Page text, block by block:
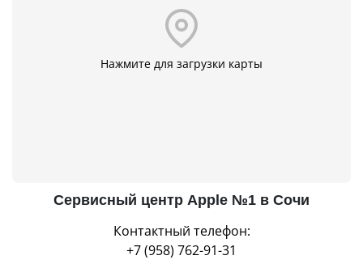
Нажмите для загрузки карты
Сервисный центр Apple №1 в Сочи
Контактный телефон:
+7 (958) 762-91-31